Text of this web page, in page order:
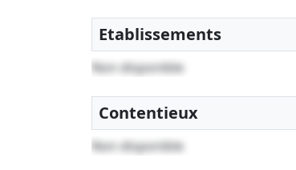
Etablissements
Non disponible
Contentieux
Non disponible